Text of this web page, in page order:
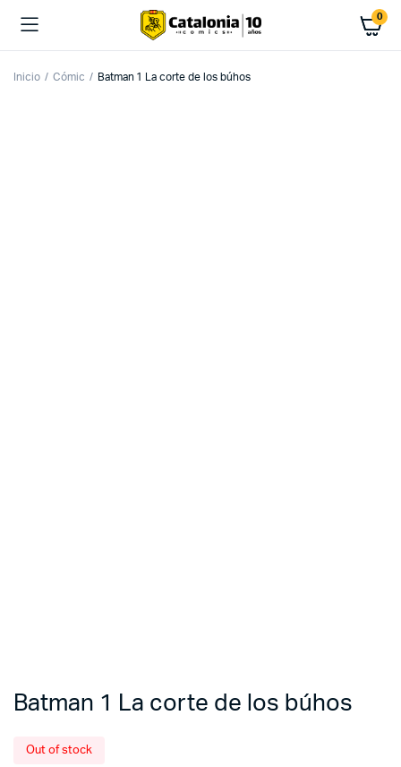
0
Inicio Cómic Batman 1 La corte de los búhos
Batman 1 La corte de los búhos
Out of stock